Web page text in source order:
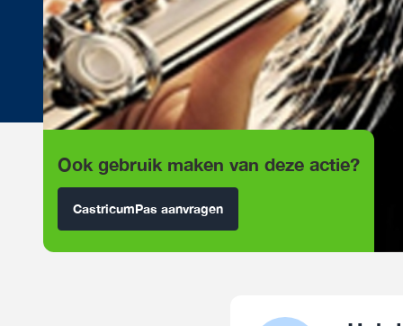
Ook gebruik maken van deze actie?
CastricumPas aanvragen